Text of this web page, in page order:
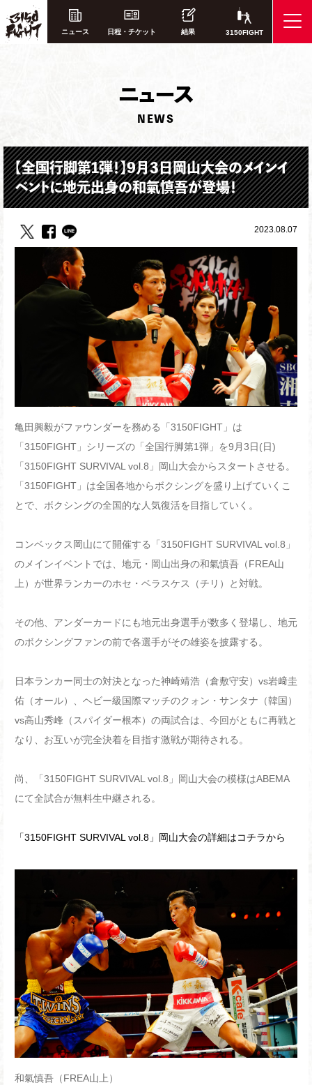
ニュース 日程・チケット 結果 3150FIGHT
ニュース
NEWS
【全国行脚第1弾！】9月3日岡山大会のメインイ
ベントに地元出身の和氣慎吾が登場！
2023.08.07
亀田興毅がファウンダーを務める「3150FIGHT」は
「3150FIGHT」シリーズの「全国行脚第1弾」を9月3日(日)
「3150FIGHT SURVIVAL vol.8」岡山大会からスタートさせる。
「3150FIGHT」は全国各地からボクシングを盛り上げていくこ
とで、ボクシングの全国的な人気復活を目指していく。
コンベックス岡山にて開催する「3150FIGHT SURVIVAL vol.8」
のメインイベントでは、地元・岡山出身の和氣慎吾（FREA山
上）が世界ランカーのホセ・ベラスケス（チリ）と対戦。
その他、アンダーカードにも地元出身選手が数多く登場し、地元
のボクシングファンの前で各選手がその雄姿を披露する。
日本ランカー同士の対決となった神崎靖浩（倉敷守安）vs岩﨑圭
佑（オール）、ヘビー級国際マッチのクォン・サンタナ（韓国）
vs高山秀峰（スパイダー根本）の両試合は、今回がともに再戦と
なり、お互いが完全決着を目指す激戦が期待される。
尚、「3150FIGHT SURVIVAL vol.8」岡山大会の模様はABEMA
にて全試合が無料生中継される。
「3150FIGHT SURVIVAL vol.8」岡山大会の詳細はコチラから
和氣慎吾（FREA山上）